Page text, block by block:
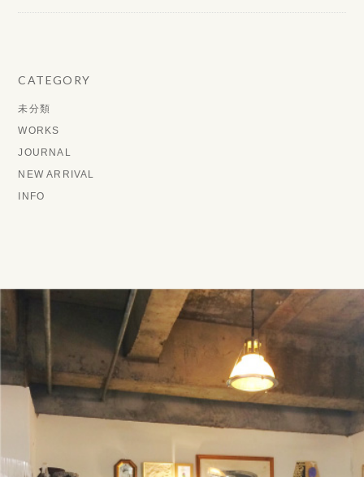
CATEGORY
未分類
WORKS
JOURNAL
NEW ARRIVAL
INFO